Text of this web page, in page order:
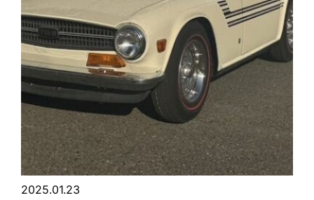
2025.01.23